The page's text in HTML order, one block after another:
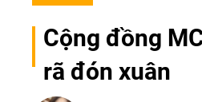
Cộng đồng
rã đón xuân